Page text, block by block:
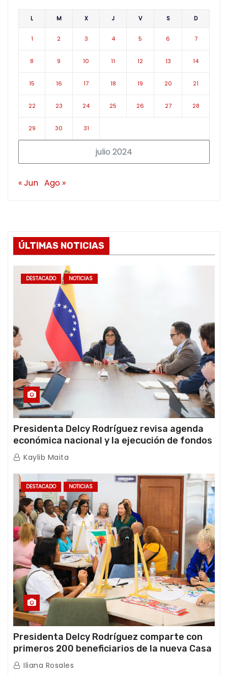
julio 2024
L M X J V S D
1 2 3 4 5 6 7
8 9 10 11 12 13 14
15 16 17 18 19 20 21
22 23 24 25 26 27 28
29 30 31
« Jun Ago »
ÚLTIMAS NOTICIAS
DESTACADO NOTICIAS
Presidenta Delcy Rodríguez revisa agenda
económica nacional y la ejecución de fondos
de emergencia post-sismos
Kaylib Maita
DESTACADO NOTICIAS
Presidenta Delcy Rodríguez comparte con
primeros 200 beneficiarios de la nueva Casa
de los Abuelos “La Primavera” en Caracas
Iliana Rosales